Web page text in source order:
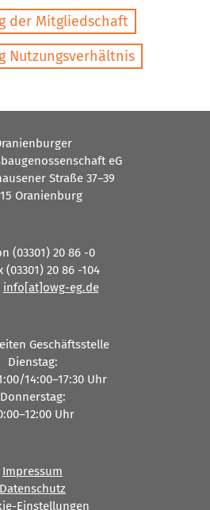
der Mitgliedschaft
Nutzungsverhältnis
eG
Straße 37–39
Oranienburg
(03301) 20 86 -0
(03301) 20 86 -104
info[at]owg-eg.de
Geschäftsstelle
Dienstag:
14:00–17:30 Uhr
Donnerstag:
Uhr
Impressum
Datenschutz
Einstellungen